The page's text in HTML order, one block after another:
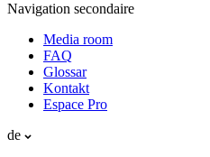
Navigation secondaire
Media room
FAQ
Glossar
Kontakt
Espace Pro
de